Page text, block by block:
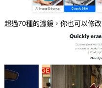
超過70種的濾鏡，你也可以修改